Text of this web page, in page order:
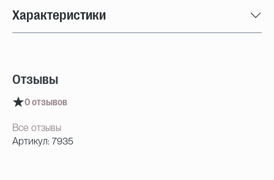
Характеристики
Отзывы
0 отзывов
Все отзывы
Артикул: 7935